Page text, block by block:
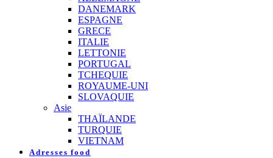
DANEMARK
ESPAGNE
GRECE
ITALIE
LETTONIE
PORTUGAL
TCHEQUIE
ROYAUME-UNI
SLOVAQUIE
Asie
THAÏLANDE
TURQUIE
VIETNAM
Adresses food